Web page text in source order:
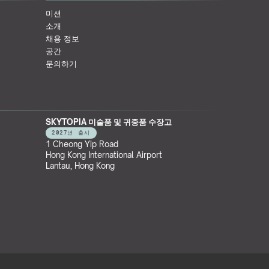
미션
소개
채용 정보
공간
문의하기
SKYTOPIA 미술품 및 귀중품 수장고
2027년 출시
1 Cheong Yip Road
Hong Kong International Airport
Lantau, Hong Kong